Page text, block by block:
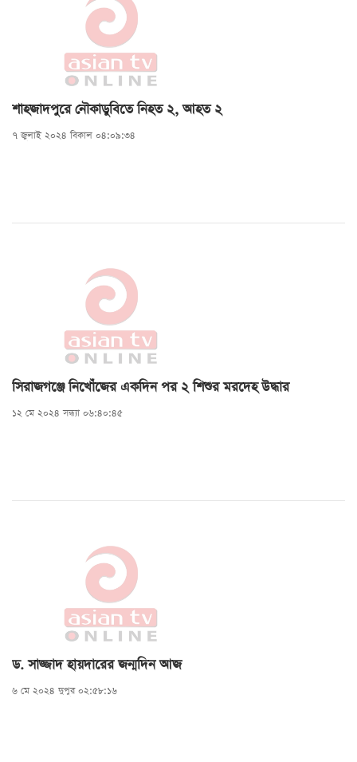
শাহজাদপুরে নৌকাডুবিতে নিহত ২, আহত ২
৭ জুলাই ২০২৪ বিকাল ০৪:০৯:৩৪
সিরাজগঞ্জে নিখোঁজের একদিন পর ২ শিশুর মরদেহ উদ্ধার
১২ মে ২০২৪ সন্ধ্যা ০৬:৪০:৪৫
ড. সাজ্জাদ হায়দারের জন্মদিন আজ
৬ মে ২০২৪ দুপুর ০২:৫৮:১৬